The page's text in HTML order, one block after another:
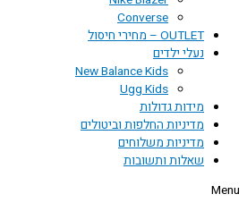
Converse
OUTLET – מחירי חיסול
נעלי ילדים
New Balance Kids
Ugg Kids
מידות גדולות
מדיניות החלפות וביטולים
מדיניות משלוחים
שאלות ותשובות
Menu